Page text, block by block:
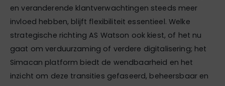
en veranderende klantverwachtingen steeds meer
invloed hebben, blijft flexibiliteit essentieel. Welke
strategische richting AS Watson ook kiest, of het nu
gaat om verduurzaming of verdere digitalisering; het
Simacan platform biedt de wendbaarheid en het
inzicht om deze transities gefaseerd, beheersbaar en